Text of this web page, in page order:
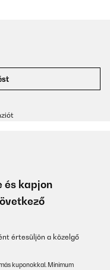
és kapjon
értesüljön a közelgő
kuponokkal. Minimum